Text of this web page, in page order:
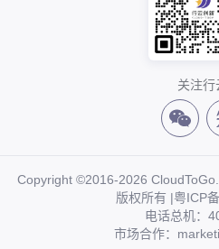
关注行
Copyright ©2016-2026
版权所有 |粤ICP
电话总机：
市场合作：